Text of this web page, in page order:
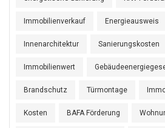
Immobilienverkauf Energieausweis
Innenarchitektur Sanierungskosten
Immobilienwert
Brandschutz Türmontage
Kosten BAFA Förderung